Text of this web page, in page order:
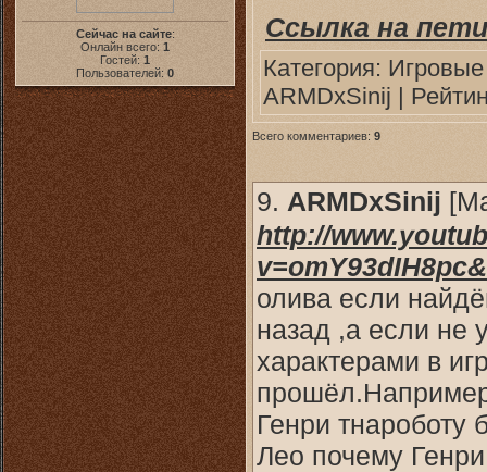
Сейчас на сайте:
Онлайн всего: 1
Гостей: 1
Пользователей: 0
Ссылка на
Категория:
ARMDxSinij |
Всего комментариев: 9
9. ARMDxSinij [
http://
олива если
назад ,а если не
характерами в
Генри тнароботу
Лео почему